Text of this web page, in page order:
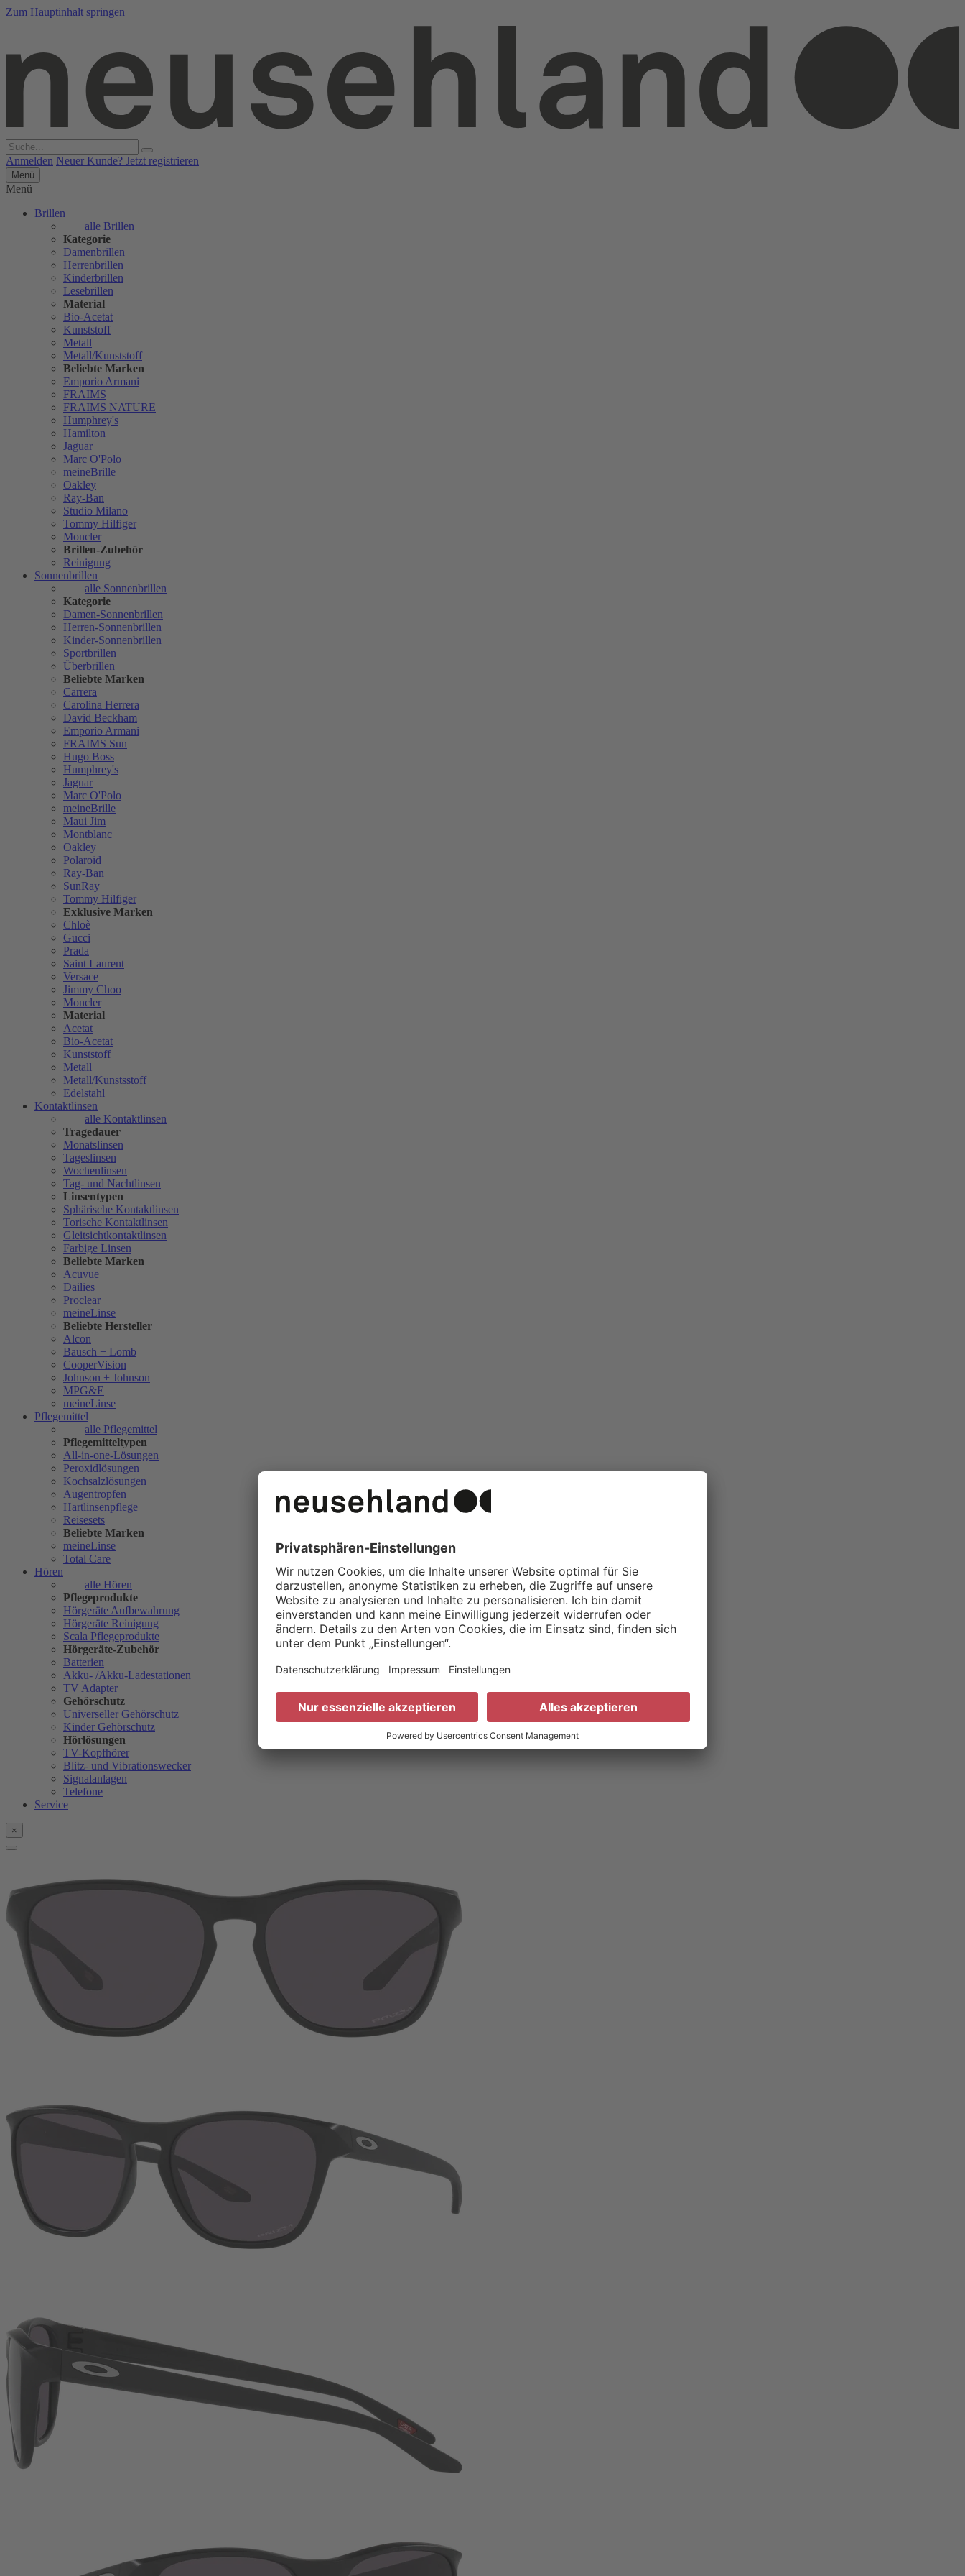
Zum Hauptinhalt springen
Anmelden Neuer Kunde? Jetzt registrieren
Menü
Menü
Brillen
alle Brillen
Kategorie
Damenbrillen
Herrenbrillen
Kinderbrillen
Lesebrillen
Material
Bio-Acetat
Kunststoff
Metall
Metall/Kunststoff
Beliebte Marken
Emporio Armani
FRAIMS
FRAIMS NATURE
Humphrey's
Hamilton
Jaguar
Marc O'Polo
meineBrille
Oakley
Ray-Ban
Studio Milano
Tommy Hilfiger
Moncler
Brillen-Zubehör
Reinigung
Sonnenbrillen
alle Sonnenbrillen
Kategorie
Damen-Sonnenbrillen
Herren-Sonnenbrillen
Kinder-Sonnenbrillen
Sportbrillen
Überbrillen
Beliebte Marken
Carrera
Carolina Herrera
David Beckham
Emporio Armani
FRAIMS Sun
Hugo Boss
Humphrey's
Jaguar
Marc O'Polo
meineBrille
Maui Jim
Montblanc
Oakley
Polaroid
Ray-Ban
SunRay
Tommy Hilfiger
Exklusive Marken
Chloè
Gucci
Prada
Saint Laurent
Versace
Jimmy Choo
Moncler
Material
Acetat
Bio-Acetat
Kunststoff
Metall
Metall/Kunstsstoff
Edelstahl
Kontaktlinsen
alle Kontaktlinsen
Tragedauer
Monatslinsen
Tageslinsen
Wochenlinsen
Tag- und Nachtlinsen
Linsentypen
Sphärische Kontaktlinsen
Torische Kontaktlinsen
Gleitsichtkontaktlinsen
Farbige Linsen
Beliebte Marken
Acuvue
Dailies
Proclear
meineLinse
Beliebte Hersteller
Alcon
Bausch + Lomb
CooperVision
Johnson + Johnson
MPG&E
meineLinse
Pflegemittel
alle Pflegemittel
Pflegemitteltypen
All-in-one-Lösungen
Peroxidlösungen
Kochsalzlösungen
Augentropfen
Hartlinsenpflege
Reisesets
Beliebte Marken
meineLinse
Total Care
Hören
alle Hören
Pflegeprodukte
Hörgeräte Aufbewahrung
Hörgeräte Reinigung
Scala Pflegeprodukte
Hörgeräte-Zubehör
Batterien
Akku- /Akku-Ladestationen
TV Adapter
Gehörschutz
Universeller Gehörschutz
Kinder Gehörschutz
Hörlösungen
TV-Kopfhörer
Blitz- und Vibrationswecker
Signalanlagen
Telefone
Service
×